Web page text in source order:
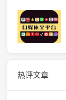
热评文章